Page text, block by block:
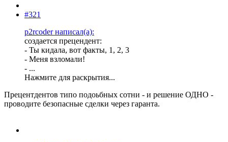
#321
p2rcoder написал(а):
создается прецендент:
- Ты кидала, вот факты, 1, 2, 3
- Меня взломали!
- ...
Нажмите для раскрытия...
Прецентдентов типо подоьбных сотни - и решение ОДНО -
проводите безопасные сделки через гаранта.